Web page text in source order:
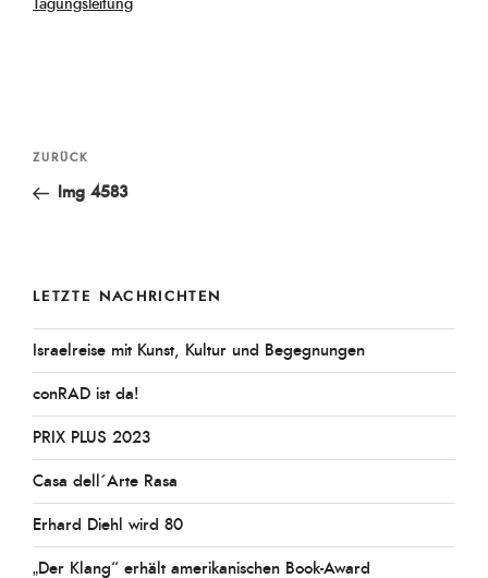
Tagungsleitung
Beitragsnavigation
Vorheriger
Beitrag
ZURÜCK
Img 4583
LETZTE NACHRICHTEN
Israelreise mit Kunst, Kultur und Begegnungen
conRAD ist da!
PRIX PLUS 2023
Casa dell´Arte Rasa
Erhard Diehl wird 80
„Der Klang“ erhält amerikanischen Book-Award